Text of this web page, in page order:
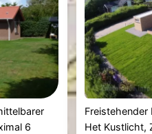
6
Freistehender
Het Kustlicht,